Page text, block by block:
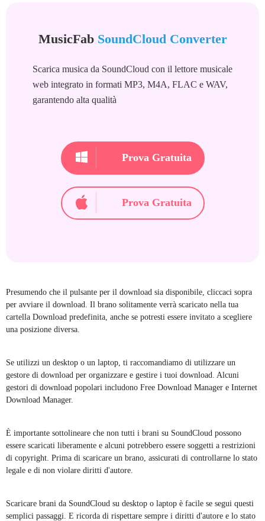
MusicFab SoundCloud Converter
Scarica musica da SoundCloud con il lettore musicale
web integrato in formati MP3, M4A, FLAC e WAV,
garantendo alta qualità
Prova Gratuita
Prova Gratuita
Presumendo che il pulsante per il download sia disponibile, cliccaci sopra
per avviare il download. Il brano solitamente verrà scaricato nella tua
cartella Download predefinita, anche se potresti essere invitato a scegliere
una posizione diversa.
Se utilizzi un desktop o un laptop, ti raccomandiamo di utilizzare un
gestore di download per organizzare e gestire i tuoi download. Alcuni
gestori di download popolari includono Free Download Manager e Internet
Download Manager.
È importante sottolineare che non tutti i brani su SoundCloud possono
essere scaricati liberamente e alcuni potrebbero essere soggetti a restrizioni
di copyright. Prima di scaricare un brano, assicurati di controllarne lo stato
legale e di non violare diritti d'autore.
Scaricare brani da SoundCloud su desktop o laptop è facile se segui questi
semplici passaggi. E ricorda di rispettare sempre i diritti d'autore e lo stato